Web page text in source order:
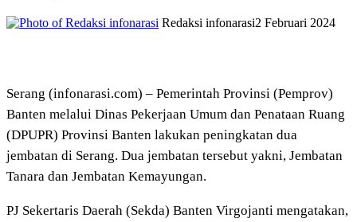
Redaksi infonarasi2 Februari 2024
Serang (infonarasi.com) – Pemerintah Provinsi (Pemprov)
Banten melalui Dinas Pekerjaan Umum dan Penataan Ruang
(DPUPR) Provinsi Banten lakukan peningkatan dua
jembatan di Serang. Dua jembatan tersebut yakni, Jembatan
Tanara dan Jembatan Kemayungan.
PJ Sekertaris Daerah (Sekda) Banten Virgojanti mengatakan,